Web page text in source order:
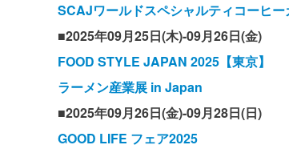
SCAJワールドスペシャルティコーヒ
■2025年09月25日(木)-09月26日(金)
FOOD STYLE JAPAN 2025【東京】
ラーメン産業展 in Japan
■2025年09月26日(金)-09月28日(日)
GOOD LIFE フェア2025